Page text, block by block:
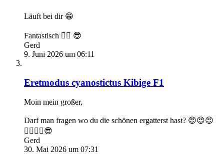
Läuft bei dir 😁
Fantastisch 👌🏻 😎
Gerd
9. Juni 2026 um 06:11
Eretmodus cyanostictus Kibige F1
Moin mein großer,
Darf man fragen wo du die schönen ergatterst hast? 😍😍😍
👍🏻👌🏻😎
Gerd
30. Mai 2026 um 07:31